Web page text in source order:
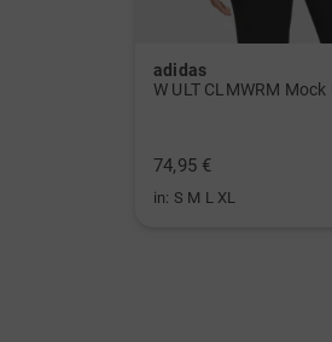
adidas
74,95 €
in: S M L XL